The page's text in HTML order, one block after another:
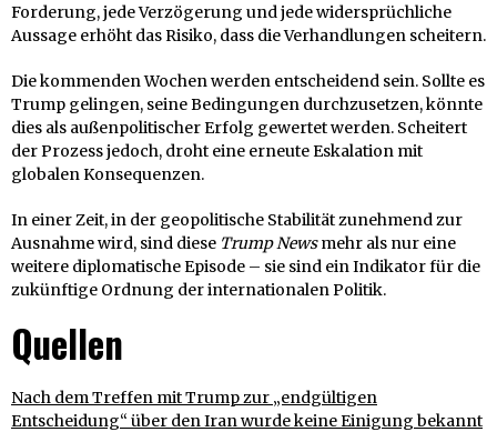
Forderung, jede Verzögerung und jede widersprüchliche
Aussage erhöht das Risiko, dass die Verhandlungen scheitern.
Die kommenden Wochen werden entscheidend sein. Sollte es
Trump gelingen, seine Bedingungen durchzusetzen, könnte
dies als außenpolitischer Erfolg gewertet werden. Scheitert
der Prozess jedoch, droht eine erneute Eskalation mit
globalen Konsequenzen.
In einer Zeit, in der geopolitische Stabilität zunehmend zur
Ausnahme wird, sind diese Trump Newsmehr als nur eine
weitere diplomatische Episode – sie sind ein Indikator für die
zukünftige Ordnung der internationalen Politik.
Quellen
Nach dem Treffen mit Trump zur „endgültigen
Entscheidung“ über den Iran wurde keine Einigung bekannt